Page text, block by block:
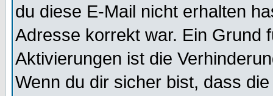
du diese E-Mail nicht erhalten
Adresse korrekt war. Ein Grund
Aktivierungen ist die
Wenn du dir sicher bist, dass